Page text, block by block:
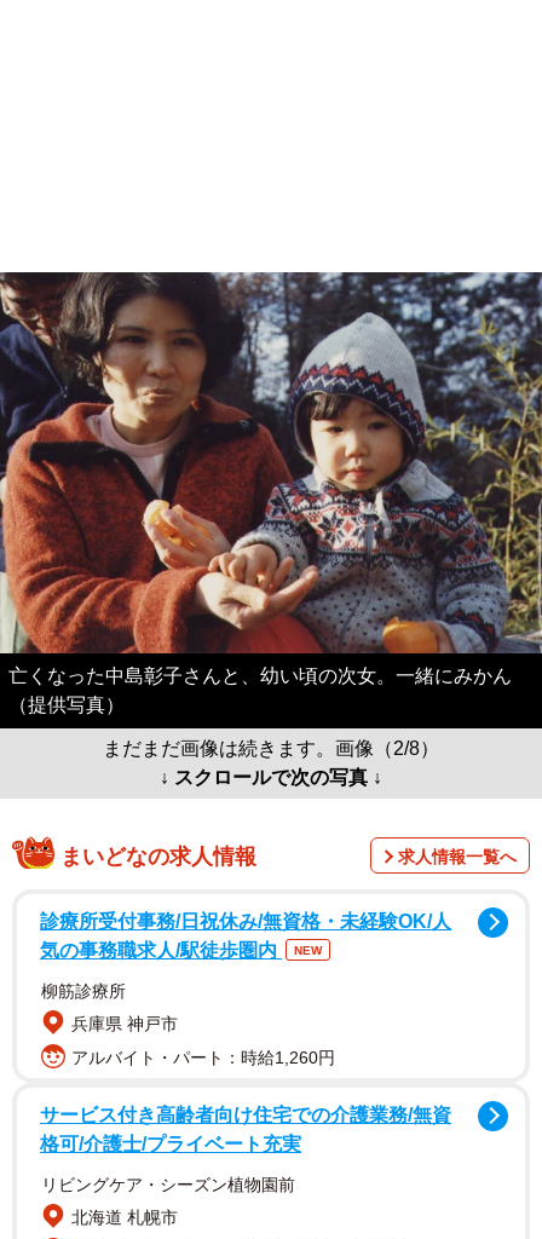
亡くなった中島彰子さんと、幼い頃の次女。一緒にみかん
（提供写真）
まだまだ画像は続きます。画像（2/8）
↓ スクロールで次の写真 ↓
まいどなの求人情報 求人情報一覧へ
診療所受付事務/日祝休み/無資格・未経験OK/人
気の事務職求人/駅徒歩圏内
NEW
柳筋診療所
兵庫県 神戸市
アルバイト・パート：時給1,260円
サービス付き高齢者向け住宅での介護業務/無資
格可/介護士/プライベート充実
リビングケア・シーズン植物園前
北海道 札幌市